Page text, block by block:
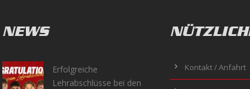
NEWS
Erfolgreiche
Lehrabschlüsse bei den
Kontakt / Anfahrt